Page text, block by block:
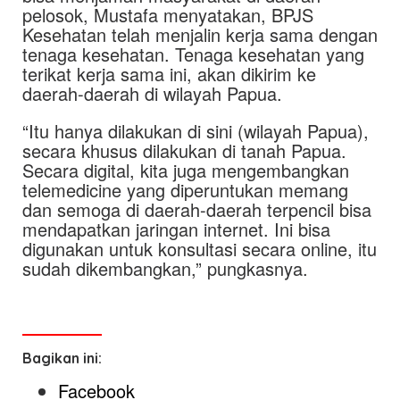
pelosok, Mustafa menyatakan, BPJS
Kesehatan telah menjalin kerja sama dengan
tenaga kesehatan. Tenaga kesehatan yang
terikat kerja sama ini, akan dikirim ke
daerah-daerah di wilayah Papua.
“Itu hanya dilakukan di sini (wilayah Papua),
secara khusus dilakukan di tanah Papua.
Secara digital, kita juga mengembangkan
telemedicine yang diperuntukan memang
dan semoga di daerah-daerah terpencil bisa
mendapatkan jaringan internet. Ini bisa
digunakan untuk konsultasi secara online, itu
sudah dikembangkan,” pungkasnya.
Bagikan ini:
Facebook